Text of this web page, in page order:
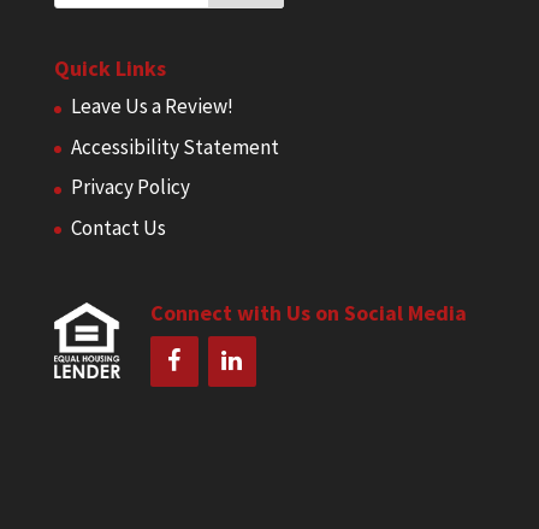
Quick Links
Leave Us a Review!
Accessibility Statement
Privacy Policy
Contact Us
Connect with Us on Social Media